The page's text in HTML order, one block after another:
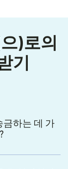
)로의
기
금하는 데 가